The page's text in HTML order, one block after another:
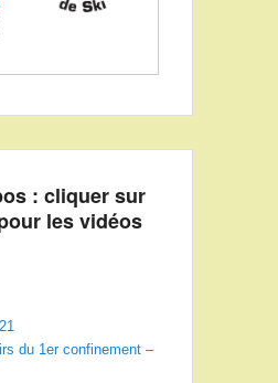
: cliquer sur
les vidéos
du 1er confinement –